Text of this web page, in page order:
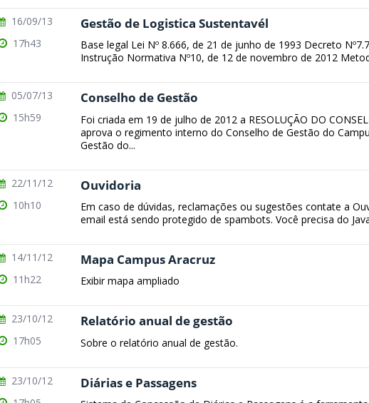
Gestão de Logistica Sustentavél
Base legal Lei Nº 8.666, de 21 de junho de 1993 Decreto
Instrução Normativa Nº10, de 12 de novembro de 2012
16/09/13
17h43
Conselho de Gestão
Foi criada em 19 de julho de 2012 a RESOLUÇÃO DO
aprova o regimento interno do Conselho de Gestão do
Gestão do...
05/07/13
15h59
Ouvidoria
Em caso de dúvidas, reclamações ou sugestões contate a
email está sendo protegido de spambots. Você precisa do
22/11/12
10h10
Mapa Campus Aracruz
Exibir mapa ampliado
14/11/12
11h22
Relatório anual de gestão
Sobre o relatório anual de gestão.
23/10/12
17h05
Diárias e Passagens
23/10/12